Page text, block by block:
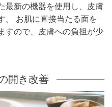
最新の機器を使用し、皮膚
。 お肌に直接当たる面を
すので、皮膚への負担が少
開き改善